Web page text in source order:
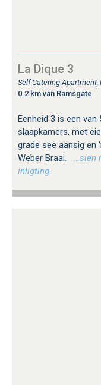
La Dique 3
Self Catering
0.2 km van Ramsgate
Eenheid 3 is een
slaapkamers, met
grade see aansig en
Weber Braai.
…sien
inligting.